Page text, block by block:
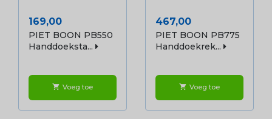
Prijs
169,00
PIET BOON PB550
Handdoeksta...
shopping_cart Voeg toe
Prijs
467,00
PIET BOON PB775
Handdoekrek...
shopping_cart Voeg toe